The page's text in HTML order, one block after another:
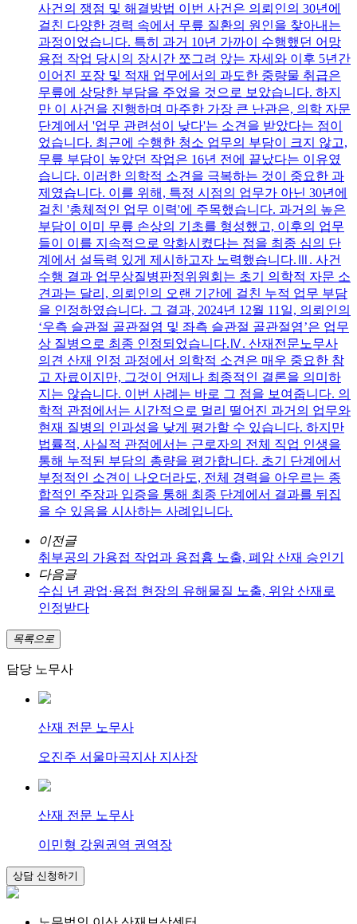
사건의 쟁점 및 해결방법 이번 사건은 의뢰인의 30년에
걸친 다양한 경력 속에서 무릎 질환의 원인을 찾아내는
과정이었습니다. 특히 과거 10년 가까이 수행했던 어망
용접 작업 당시의 장시간 쪼그려 앉는 자세와 이후 5년간
이어진 포장 및 적재 업무에서의 과도한 중량물 취급은
무릎에 상당한 부담을 주었을 것으로 보았습니다. 하지
만 이 사건을 진행하며 마주한 가장 큰 난관은, 의학 자문
단계에서 '업무 관련성이 낮다'는 소견을 받았다는 점이
었습니다. 최근에 수행한 청소 업무의 부담이 크지 않고,
무릎 부담이 높았던 작업은 16년 전에 끝났다는 이유였
습니다. 이러한 의학적 소견을 극복하는 것이 중요한 과
제였습니다. 이를 위해, 특정 시점의 업무가 아닌 30년에
걸친 '총체적인 업무 이력'에 주목했습니다. 과거의 높은
부담이 이미 무릎 손상의 기초를 형성했고, 이후의 업무
들이 이를 지속적으로 악화시켰다는 점을 최종 심의 단
계에서 설득력 있게 제시하고자 노력했습니다.Ⅲ. 사건
수행 결과 업무상질병판정위원회는 초기 의학적 자문 소
견과는 달리, 의뢰인의 오랜 기간에 걸친 누적 업무 부담
을 인정하였습니다. 그 결과, 2024년 12월 11일, 의뢰인의
‘우측 슬관절 골관절염 및 좌측 슬관절 골관절염’은 업무
상 질병으로 최종 인정되었습니다.Ⅳ. 산재전문노무사
의견 산재 인정 과정에서 의학적 소견은 매우 중요한 참
고 자료이지만, 그것이 언제나 최종적인 결론을 의미하
지는 않습니다. 이번 사례는 바로 그 점을 보여줍니다. 의
학적 관점에서는 시간적으로 멀리 떨어진 과거의 업무와
현재 질병의 인과성을 낮게 평가할 수 있습니다. 하지만
법률적, 사실적 관점에서는 근로자의 전체 직업 인생을
통해 누적된 부담의 총량을 평가합니다. 초기 단계에서
부정적인 소견이 나오더라도, 전체 경력을 아우르는 종
합적인 주장과 입증을 통해 최종 단계에서 결과를 뒤집
을 수 있음을 시사하는 사례입니다.
이전글
취부공의 가용접 작업과 용접흄 노출, 폐암 산재 승인기
다음글
수십 년 광업·용접 현장의 유해물질 노출, 위암 산재로
인정받다
목록으로
담당 노무사
산재 전문 노무사
오진주 서울마곡지사 지사장
산재 전문 노무사
이민형 강원권역 권역장